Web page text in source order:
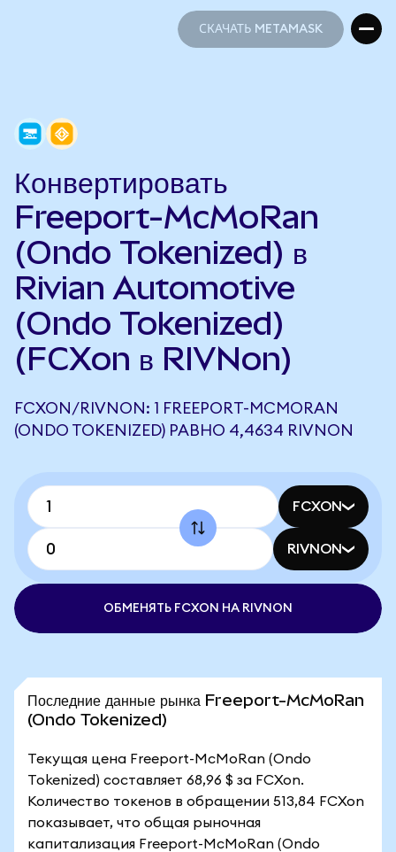
СКАЧАТЬ METAMASK
Конвертировать
Freeport-McMoRan
(Ondo Tokenized) в
Rivian Automotive
(Ondo Tokenized)
(FCXon в RIVNon)
FCXON/RIVNON: 1 FREEPORT-MCMORAN
(ONDO TOKENIZED) РАВНО 4,4634 RIVNON
FCXON
RIVNON
ОБМЕНЯТЬ FCXON НА RIVNON
Последние данные рынка Freeport-McMoRan
(Ondo Tokenized)
Текущая цена Freeport-McMoRan (Ondo
Tokenized) составляет 68,96 $ за FCXon.
Количество токенов в обращении 513,84 FCXon
показывает, что общая рыночная
капитализация Freeport-McMoRan (Ondo